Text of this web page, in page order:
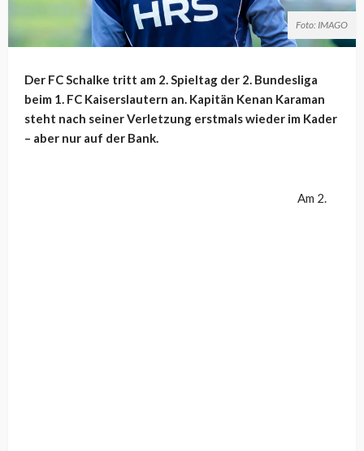
Foto: IMAGO
Der FC Schalke tritt am 2. Spieltag der 2. Bundesliga
beim 1. FC Kaiserslautern an. Kapitän Kenan Karaman
steht nach seiner Verletzung erstmals wieder im Kader
– aber nur auf der Bank.
Am 2.